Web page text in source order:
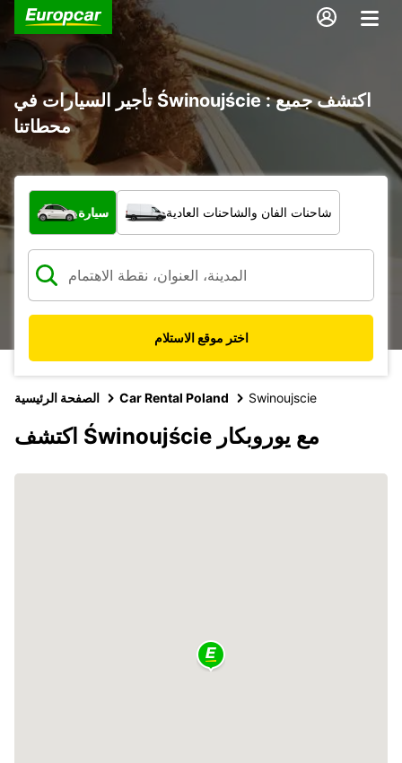
تأجير السيارات في Świnoujście : اكتشف جميع
محطاتنا
ما نوع المركبة؟
سيارة شاحنات الفان والشاحنات العادية
اختر موقع الاستلام
الصفحة الرئيسية Car Rental Poland Swinoujscie
اكتشف Świnoujście مع يوروبكار